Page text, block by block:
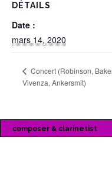
DÉTAILS
Date :
mars 14, 2020
Concert (Robinson,
Vivenza, Ankersmit)
composer & clarinetist